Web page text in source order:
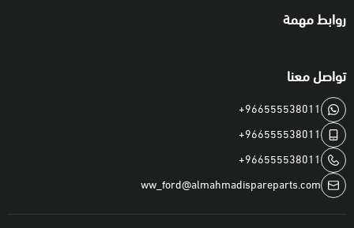
روابط مهمة
تواصل معنا
+966555538011
+966555538011
+966555538011
ww_ford@almahmadispareparts.com